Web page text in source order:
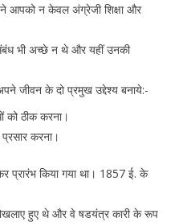
आपको न केवल अंग्रेजी शिक्षा और
भी अच्छे न थे और यहीं उनकी
जीवन के दो प्रमुख उद्देश्य बनाये:-
को ठीक करना।
करना।
प्रारंभ किया गया था। 1857 ई. के
हुए थे और वे षडयंत्र कारी के रूप